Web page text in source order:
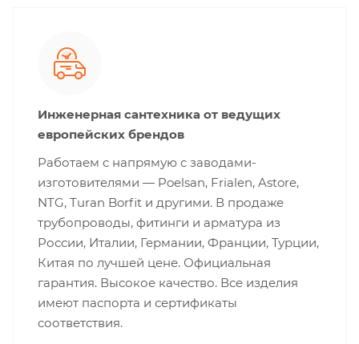
Инженерная сантехника от ведущих
европейских брендов
Работаем с напрямую с заводами-
изготовителями — Poelsan, Frialen, Astore,
NTG, Turan Borfit и другими. В продаже
трубопроводы, фитинги и арматура из
России, Италии, Германии, Франции, Турции,
Китая по лучшей цене. Официальная
гарантия. Высокое качество. Все изделия
имеют паспорта и сертификаты
соответствия.